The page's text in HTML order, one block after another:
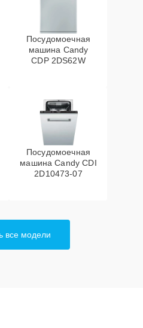
Посудомоечная
машина Candy
CDP 2DS62W
Посудомоечная
машина Candy CDI
2D10473-07
все модели